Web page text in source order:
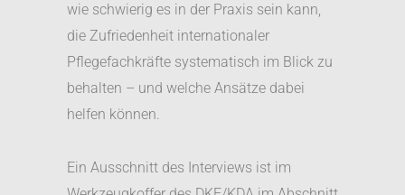
wie schwierig es in der Praxis sein kann,
die Zufriedenheit internationaler
Pflegefachkräfte systematisch im Blick zu
behalten – und welche Ansätze dabei
helfen können.
Ein Ausschnitt des Interviews ist im